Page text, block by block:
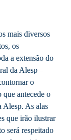
mais diversos
os
a extensão do
da Alesp –
o
antecede o
Alesp. As alas
que irão ilustrar
será respeitado